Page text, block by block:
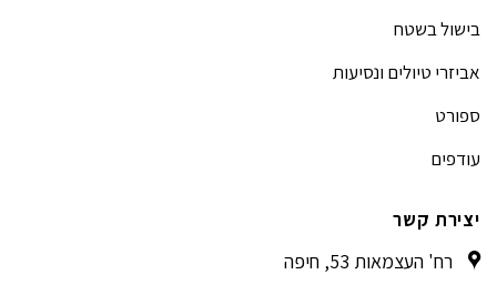
בישול בשטח
אביזרי טיולים ונסיעות
ספורט
עודפים
יצירת קשר
רח' העצמאות 53, חיפה